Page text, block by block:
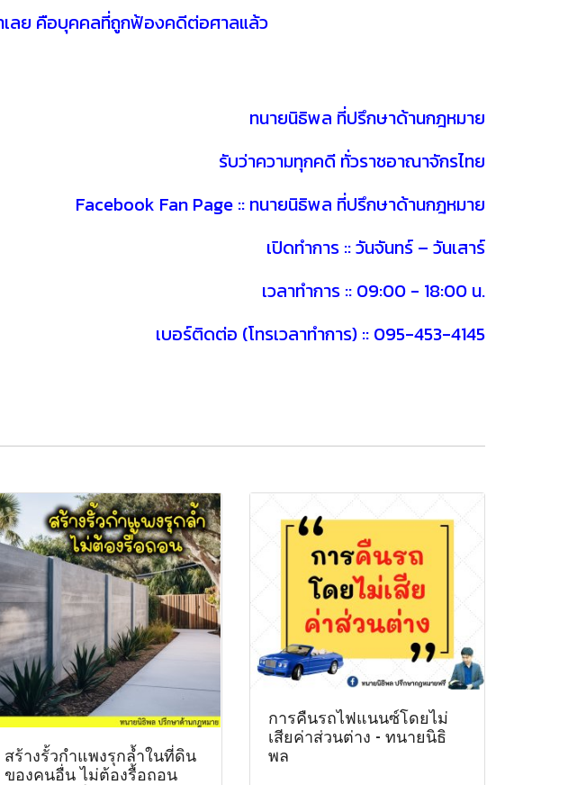
ลย คือบุคคลที่ถูกฟ้องคดีต่อศาลแล้ว
ทนายนิธิพล ที่ปรึกษาด้านกฎหมาย
รับว่าความทุกคดี ทั่วราชอาณาจักรไทย
Facebook Fan Page :: ทนายนิธิพล ที่ปรึกษาด้านกฎหมาย
เปิดทำการ :: วันจันทร์ – วันเสาร์
เวลาทำการ :: 09:00 - 18:00 น.
เบอร์ติดต่อ (โทรเวลาทำการ) :: 095-453-4145
สร้างรั้วกำแพงรุกล้ำในที่ดิน
ของคนอื่น ไม่ต้องรื้อถอน
การคืนรถไฟแนนซ์โดยไม่
เสียค่าส่วนต่าง - ทนายนิธิ
พล